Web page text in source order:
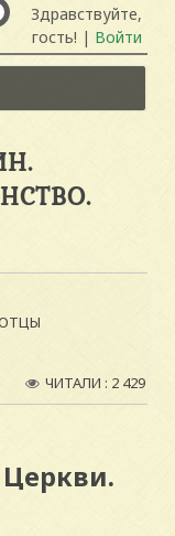
Здравствуйте,
гость! | Войти
ЧИТАЛИ : 2 429